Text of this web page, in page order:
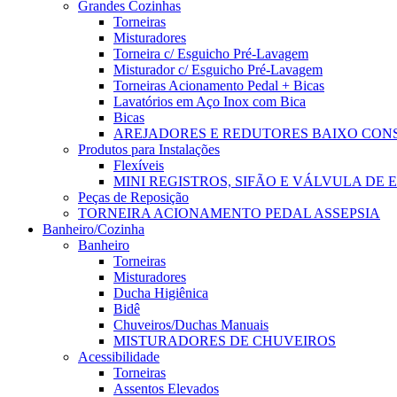
Grandes Cozinhas
Torneiras
Misturadores
Torneira c/ Esguicho Pré-Lavagem
Misturador c/ Esguicho Pré-Lavagem
Torneiras Acionamento Pedal + Bicas
Lavatórios em Aço Inox com Bica
Bicas
AREJADORES E REDUTORES BAIXO
Produtos para Instalações
Flexíveis
MINI REGISTROS, SIFÃO E VÁLVULA DE
Peças de Reposição
TORNEIRA ACIONAMENTO PEDAL ASSEPSIA
Banheiro/Cozinha
Banheiro
Torneiras
Misturadores
Ducha Higiênica
Bidê
Chuveiros/Duchas Manuais
MISTURADORES DE CHUVEIROS
Acessibilidade
Torneiras
Assentos Elevados